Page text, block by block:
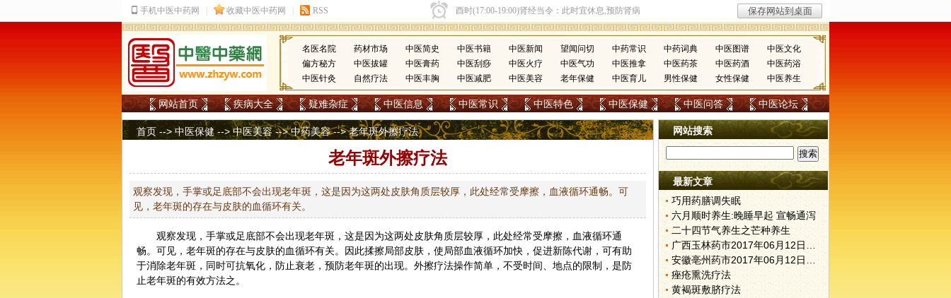
名医名院 药材市场 中医简史 中医书籍 中医新闻 望闻问切 中药常识 中药词典 中医图谱
中医文化
偏方秘方
中医拔罐 中医膏药 中医刮痧 中医火疗 中医气功 中医推拿 中医药茶 中医药酒
中医药浴
中医针灸
自然疗法 中医丰胸 中医减肥 中医美容 老年保健 中医育儿 男性保健 女性保健 中医养生
网站首页 疾病大全 疑难杂症 中医信息 中医常识 中医特色 中医保健 中医问答 中医论坛
首页 -->中医保健 -->中医美容-->中药美容--> 老年斑外擦疗法
老年斑外擦疗法
观察发现，手掌或足底部不会出现老年斑，这是因为这两处皮肤角质层较厚，此处经常受摩擦，血液循环通畅。可
见，老年斑的存在与皮肤的血循环有关。
观察发现，手掌或足底部不会出现老年斑，这是因为这两处皮肤角质层较厚，此处经常受摩擦，血液循环通
畅。可见，老年斑的存在与皮肤的血循环有关。因此揉擦局部皮肤，使局部血液循环加快，促进新陈代谢，可有助
于消除老年斑，同时可抗氧化，防止衰老，预防老年斑的出现。外擦疗法操作简单，不受时间、地点的限制，是防
止老年斑的有效方法之。
网站搜索
最新文章
巧用药膳调失眠
六月顺时养生:晚睡早起 宣畅通泻
二十四节气养生之芒种养生
广西玉林药市2017年06月12日快讯
安徽亳州药市2017年06月12日快讯
痤疮熏洗疗法
黄褐斑敷脐疗法